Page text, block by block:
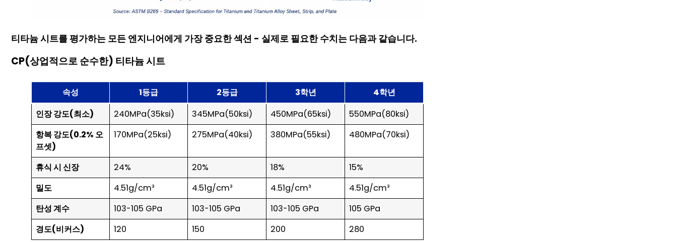
티타늄 시트를 평가하는 모든 엔지니어에게 가장 중요한 섹션 - 실제로 필요한 수치는 다음과 같습니다.
CP(상업적으로 순수한) 티타늄 시트
속성 1등급 2등급 3학년
4학년
인장 강도(최소)
240MPa(35ksi) 345MPa(50ksi) 450MPa(65ksi)
550MPa(80ksi)
항복 강도(0.2% 오
프셋)
170MPa(25ksi) 275MPa(40ksi) 380MPa(55ksi) 480MPa(70ksi)
휴식 시 신장 24% 20% 18%
15%
밀도
4.51g/cm³ 4.51g/cm³ 4.51g/cm³
4.51g/cm³
탄성 계수
103-105 GPa 103-105 GPa 103-105 GPa
105 GPa
경도(비커스)
120 150 200 280